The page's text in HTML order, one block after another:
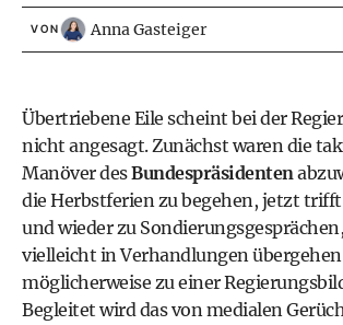
VON Anna Gasteiger
Übertriebene Eile scheint bei der
nicht angesagt. Zunächst waren die
Manöver desBundespräsidenten
die Herbstferien zu begehen, jetzt
und wieder zu
vielleicht in Verhandlungen
möglicherweise zu einer
Begleitet wird das von medialen